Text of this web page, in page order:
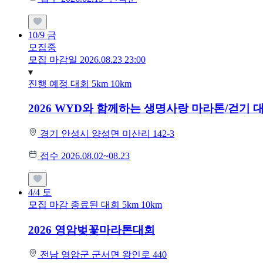
10/9 금
모집중
모집 마감일 2026.08.23 23:00
진행 예정 대회 5km 10km
2026 WYD와 함께하는 생명사랑 마라톤/걷기
경기 안성시 양성면 미산리 142-3
접수 2026.08.02~08.23
4/4 토
모집 마감 종료된 대회 5km 10km
2026 영암벚꽃마라톤대회
전남 영암군 군서면 왕인로 440